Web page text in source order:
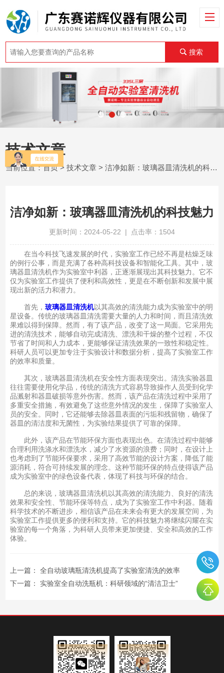
搜索
技术文章
当前位置：首页>技术文章 > 洁净如新：玻璃器皿清洗机的科技魅力
洁净如新：玻璃器皿清洗机的科技魅力
更新时间：2024-05-22 | 点击率：1504
在当今科技飞速发展的时代，实验室工作已经不再是枯燥乏味
的例行公事，而是充满了各种高科技设备和智能化工具。其中，玻
璃器皿清洗机作为实验室中利器，正逐渐展现出其科技魅力。它不
仅为实验室工作提供了便利和高效性，更是在不断创新和发展中展
现出新的活力和潜力。
首先， 玻璃器皿清洗机以其高效的清洗能力成为实验室中的明
星设备。传统的玻璃器皿清洗需要大量的人力和时间，而且清洗效
果难以得到保障。然而，有了该产品，改变了这一局面。它采用先
进的清洗技术，能够自动完成清洗、漂洗和干燥的整个过程，不仅
节省了时间和人力成本，更能够保证清洗效果的一致性和稳定性。
科研人员可以更加专注于实验设计和数据分析，提高了实验室工作
的效率和质量。
其次，玻璃器皿清洗机在安全性方面表现突出。清洗实验器皿
往往需要使用化学品，传统的清洗方式容易导致操作人员受到化学
品溅射和器皿破损等意外伤害。然而，该产品在清洗过程中采用了
多重安全措施，有效避免了这些意外情况的发生，保障了实验室人
员的安全。同时，它还能够去除器皿表面的污垢和残留物，确保了
器皿的清洁度和无菌性，为实验结果提供了可靠的保障。
此外，该产品在节能环保方面也表现出色。在清洗过程中能够
合理利用洗涤水和漂洗水，减少了水资源的浪费；同时，在设计上
也考虑到了节能环保要求，采用了高效节能的设计方案，降低了能
源消耗，符合可持续发展的理念。这种节能环保的特点使得该产品
成为实验室中的绿色设备代表，体现了科技与环保的结合。
总的来说，玻璃器皿清洗机以其高效的清洗能力、良好的清洗
效果和安全性、节能环保等特点，成为了实验室工作中利器。随着
科学技术的不断进步，相信该产品在未来会有更大的发展空间，为
实验室工作提供更多的便利和支持。它的科技魅力将继续闪耀在实
验室的每一个角落，为科研人员带来更加便捷、安全和高效的工作
体验。
上一篇： 全自动玻璃瓶清洗机提高了实验室清洗的效率
下一篇： 实验室全自动洗瓶机：科研领域的“清洁卫士”